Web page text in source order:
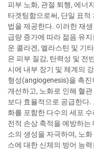
피부 노화, 관절 퇴행, 에너
타겟팅함으로써, 단일 표적
법을 제공한다. 이러한 재
급량 증가에 따라 젊음 유
운 콜라겐, 엘라스틴 및 기
은 피부 질감, 탄력성 및 전
시에 내부 장기 및 체계의
형성(angiogenesis)을 촉
개선하고, 노화로 인해 혈
보다 효율적으로 공급한다
화를 포함한 다수의 세포
전적 손상 축적을 예방하는
소의 생성을 자극하여, 노
스에 대한 신체의 방어 능